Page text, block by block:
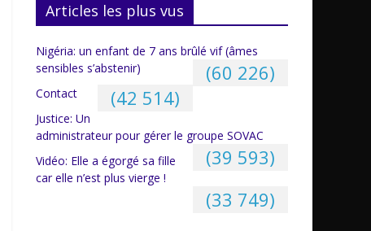
Articles les plus vus
Nigéria: un enfant de 7 ans brûlé vif (âmes
sensibles s’abstenir)
(60 226)
Contact (42 514)
Justice: Un
administrateur pour gérer le groupe SOVAC
(39 593)
Vidéo: Elle a égorgé sa fille
car elle n’est plus vierge !
(33 749)